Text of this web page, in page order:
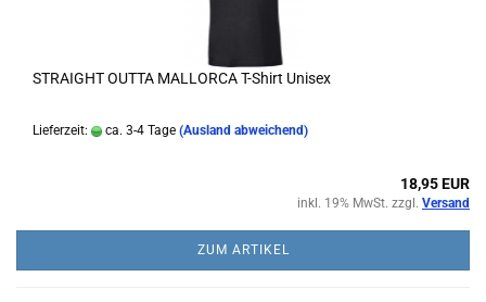
STRAIGHT OUTTA MALLORCA T-Shirt Unisex
Lieferzeit: ca. 3-4 Tage (Ausland abweichend)
18,95 EUR
inkl. 19% MwSt. zzgl. Versand
ZUM ARTIKEL